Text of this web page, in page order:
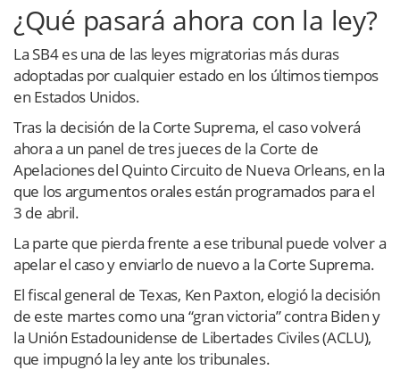
¿Qué pasará ahora con la ley?
La SB4 es una de las leyes migratorias más duras
adoptadas por cualquier estado en los últimos tiempos
en Estados Unidos.
Tras la decisión de la Corte Suprema, el caso volverá
ahora a un panel de tres jueces de la Corte de
Apelaciones del Quinto Circuito de Nueva Orleans, en la
que los argumentos orales están programados para el
3 de abril.
La parte que pierda frente a ese tribunal puede volver a
apelar el caso y enviarlo de nuevo a la Corte Suprema.
El fiscal general de Texas, Ken Paxton, elogió la decisión
de este martes como una “gran victoria” contra Biden y
la Unión Estadounidense de Libertades Civiles (ACLU),
que impugnó la ley ante los tribunales.